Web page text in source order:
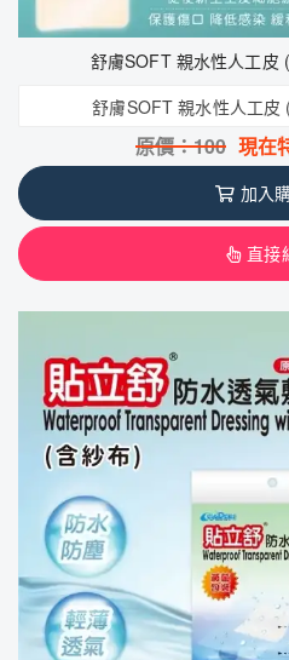
舒膚SOFT 親水性人工皮
舒膚SOFT 親水性人工
原價：100 現在
加入
直接